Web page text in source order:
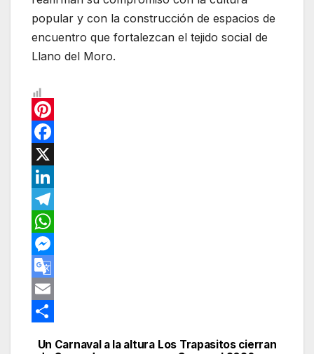
popular y con la construcción de espacios de
encuentro que fortalezcan el tejido social de
Llano del Moro.
P
n
e
r
e
s
F
a
c
e
b
o
o
k
X
L
n
k
e
d
T
e
e
g
W
h
a
M
e
s
G
oE
Los Trapasitos cierran
Un Carnaval a la altura